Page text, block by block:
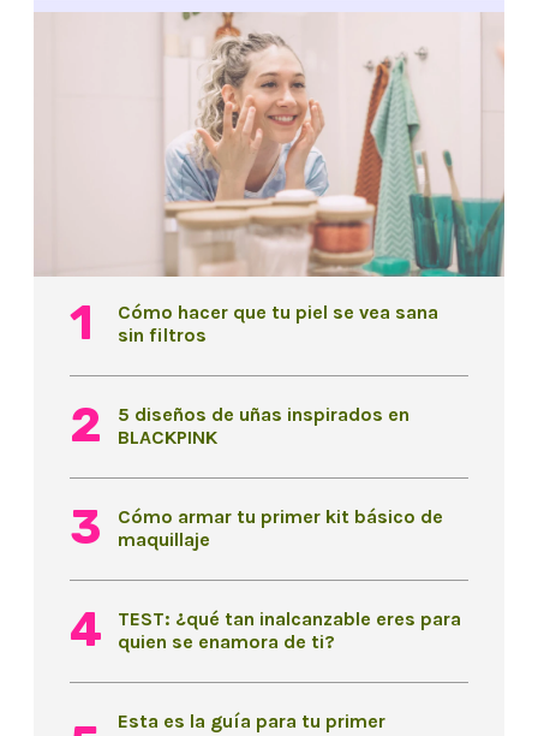
Cómo hacer que tu piel se vea sana
sin filtros
5 diseños de uñas inspirados en
BLACKPINK
Cómo armar tu primer kit básico de
maquillaje
TEST: ¿qué tan inalcanzable eres para
quien se enamora de ti?
Esta es la guía para tu primer